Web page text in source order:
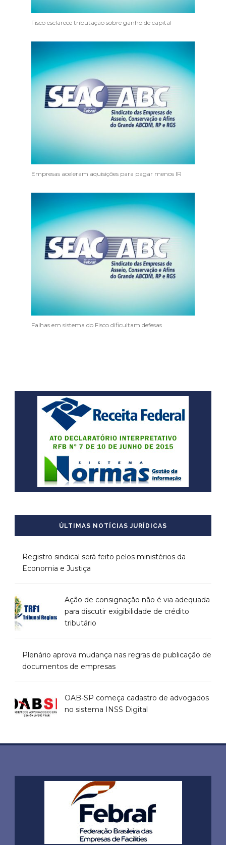
Fisco esclarece tributação sobre ganho de capital
Empresas aceleram aquisições para pagar menos IR
Falhas em sistema do Fisco dificultam defesas
ÚLTIMAS NOTÍCIAS JURÍDICAS
Registro sindical será feito pelos ministérios da
Economia e Justiça
Ação de consignação não é via adequada
para discutir exigibilidade de crédito
tributário
Plenário aprova mudança nas regras de publicação de
documentos de empresas
OAB-SP começa cadastro de advogados
no sistema INSS Digital